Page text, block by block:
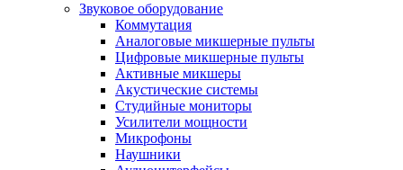
Звуковое оборудование
Коммутация
Аналоговые микшерные пульты
Цифровые микшерные пульты
Активные микшеры
Акустические системы
Студийные мониторы
Усилители мощности
Микрофоны
Наушники